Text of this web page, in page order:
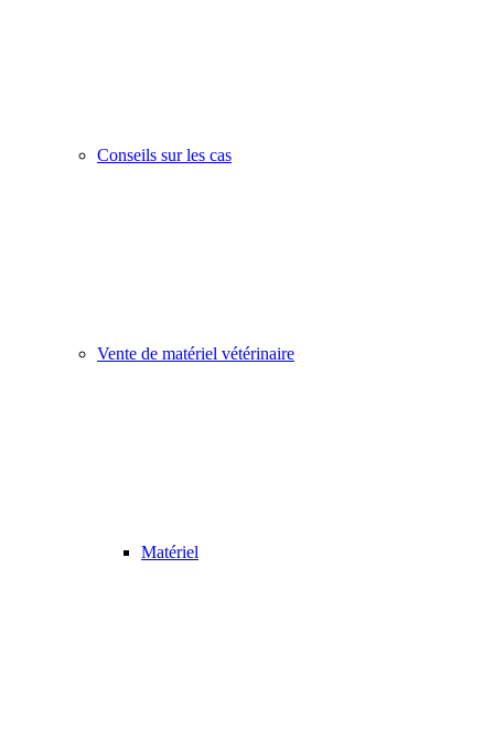
Conseils sur les cas
Vente de matériel vétérinaire
Matériel